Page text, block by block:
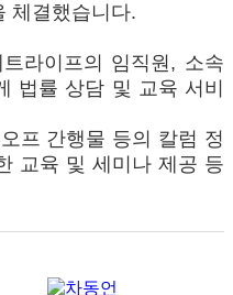
체결했습니다.
라이프의 임직원, 소속
법률 상담 및 교육 서비
프 간행물 등의 칼럼 정
교육 및 세미나 제공 등